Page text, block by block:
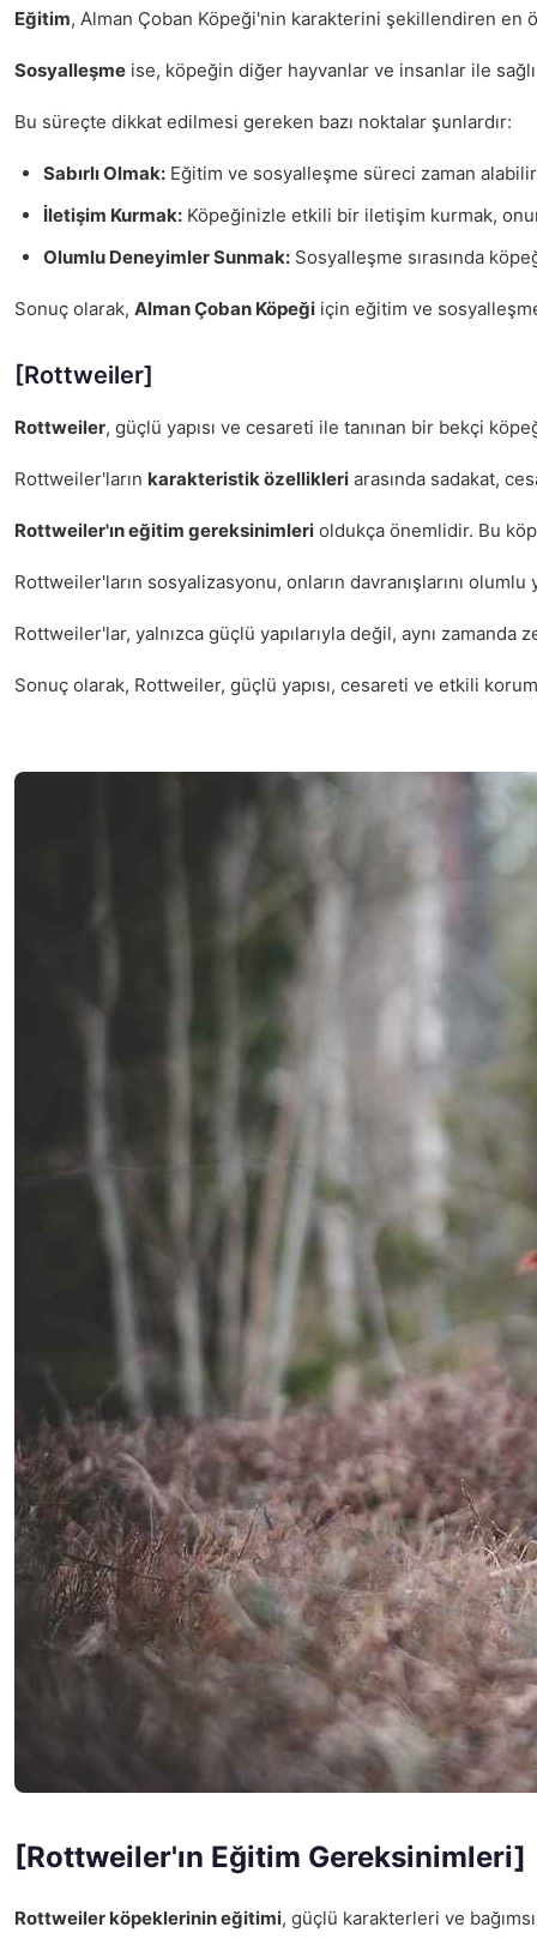
Eğitim, Alman Çoban Köpeği'nin karakterini şekillendiren
Sosyalleşme ise, köpeğin diğer hayvanlar ve insanlar ile
Bu süreçte dikkat edilmesi gereken bazı noktalar şunlardır:
Sabırlı Olmak: Eğitim ve sosyalleşme süreci zaman
İletişim Kurmak: Köpeğinizle etkili bir iletişim kurmak,
Olumlu Deneyimler Sunmak: Sosyalleşme sırasında
Sonuç olarak, Alman Çoban Köpeği için eğitim ve
[Rottweiler]
Rottweiler, güçlü yapısı ve cesareti ile tanınan bir bekçi
Rottweiler'ların karakteristik özellikleri arasında sadakat,
Rottweiler'ın eğitim gereksinimleri oldukça önemlidir. Bu
Rottweiler'ların sosyalizasyonu, onların davranışlarını
Rottweiler'lar, yalnızca güçlü yapılarıyla değil, aynı
Sonuç olarak, Rottweiler, güçlü yapısı, cesareti ve etkili
[Rottweiler'ın Eğitim Gereksinimleri]
Rottweiler köpeklerinin eğitimi, güçlü karakterleri ve